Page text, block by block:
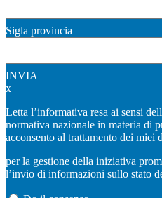
Sigla provincia
INVIA
x
Letta l’informativa resa ai sensi
normativa nazionale in materia di
acconsento al trattamento dei miei
per la gestione della iniziativa
l’invio di informazioni sullo stato